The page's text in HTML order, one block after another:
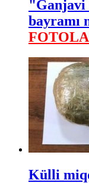
"Ganjavi
bayramı
Külli